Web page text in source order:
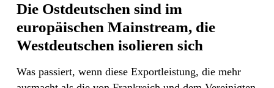
Die Ostdeutschen sind im
europäischen Mainstream, die
Westdeutschen isolieren sich
Was passiert, wenn diese Exportleistung, die mehr